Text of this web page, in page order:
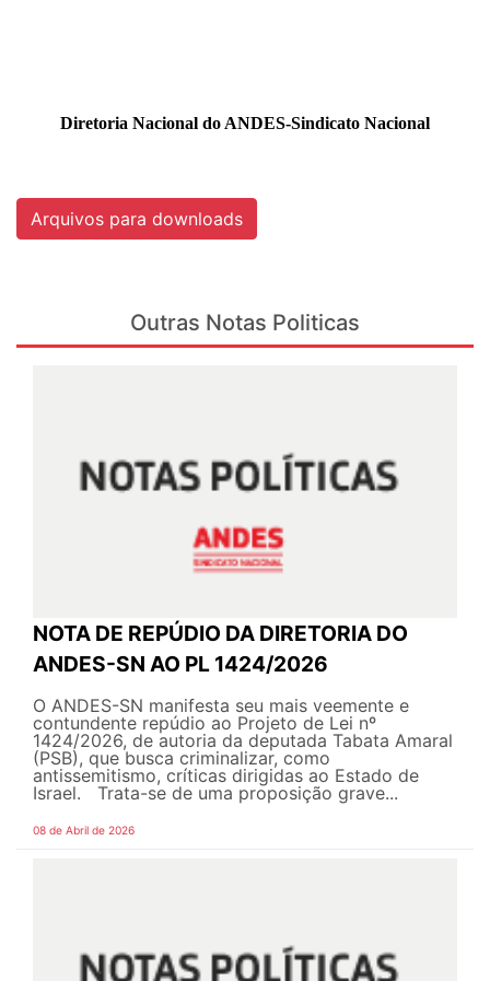
Diretoria Nacional do ANDES-Sindicato Nacional
Arquivos para downloads
Outras Notas Politicas
NOTA DE REPÚDIO DA DIRETORIA DO
ANDES-SN AO PL 1424/2026
O ANDES-SN manifesta seu mais veemente e
contundente repúdio ao Projeto de Lei nº
1424/2026, de autoria da deputada Tabata Amaral
(PSB), que busca criminalizar, como
antissemitismo, críticas dirigidas ao Estado de
Israel. Trata-se de uma proposição grave...
08 de Abril de 2026